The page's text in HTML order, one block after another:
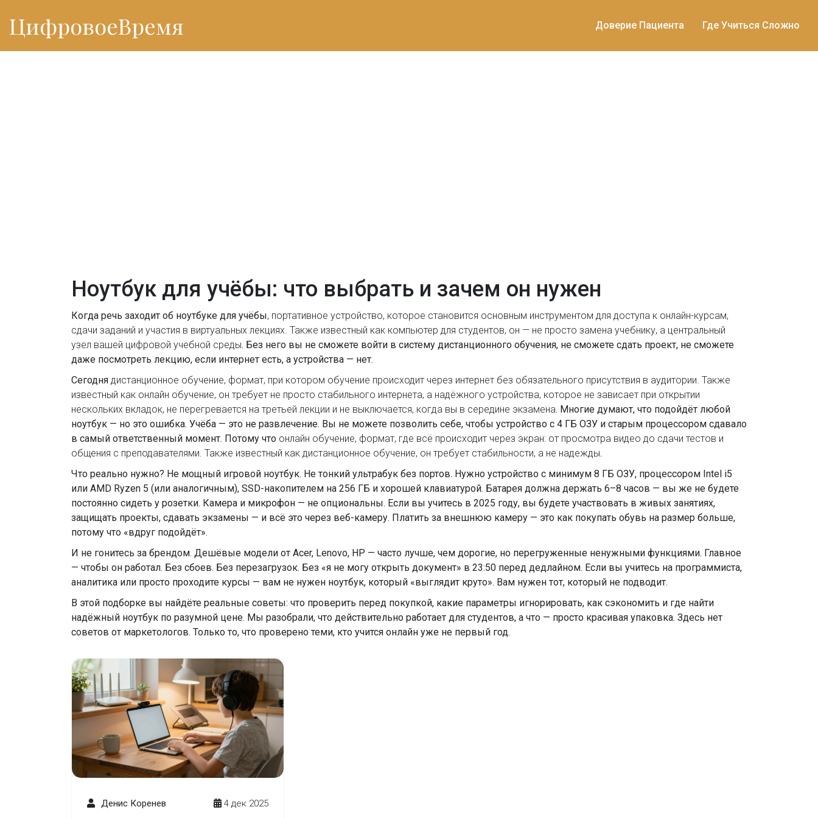
ЦифровоеВремя Доверие Пациента Где Учиться Сложно
Ноутбук для учёбы: что выбрать и зачем он нужен
Когда речь заходит об ноутбуке для учёбы, портативное устройство, которое становится основным инструментом для доступа к онлайн-курсам,
сдачи заданий и участия в виртуальных лекциях. Также известный как компьютер для студентов, он — не просто замена учебнику, а центральный
узел вашей цифровой учебной среды. Без него вы не сможете войти в систему дистанционного обучения, не сможете сдать проект, не сможете
даже посмотреть лекцию, если интернет есть, а устройства — нет.
Сегодня дистанционное обучение, формат, при котором обучение происходит через интернет без обязательного присутствия в аудитории. Также
известный как онлайн обучение, он требует не просто стабильного интернета, а надёжного устройства, которое не зависает при открытии
нескольких вкладок, не перегревается на третьей лекции и не выключается, когда вы в середине экзамена. Многие думают, что подойдёт любой
ноутбук — но это ошибка. Учёба — это не развлечение. Вы не можете позволить себе, чтобы устройство с 4 ГБ ОЗУ и старым процессором сдавало
в самый ответственный момент. Потому что онлайн обучение, формат, где всё происходит через экран: от просмотра видео до сдачи тестов и
общения с преподавателями. Также известный как дистанционное обучение, он требует стабильности, а не надежды.
Что реально нужно? Не мощный игровой ноутбук. Не тонкий ультрабук без портов. Нужно устройство с минимум 8 ГБ ОЗУ, процессором Intel i5
или AMD Ryzen 5 (или аналогичным), SSD-накопителем на 256 ГБ и хорошей клавиатурой. Батарея должна держать 6–8 часов — вы же не будете
постоянно сидеть у розетки. Камера и микрофон — не опциональны. Если вы учитесь в 2025 году, вы будете участвовать в живых занятиях,
защищать проекты, сдавать экзамены — и всё это через веб-камеру. Платить за внешнюю камеру — это как покупать обувь на размер больше,
потому что «вдруг подойдёт».
И не гонитесь за брендом. Дешёвые модели от Acer, Lenovo, HP — часто лучше, чем дорогие, но перегруженные ненужными функциями. Главное
— чтобы он работал. Без сбоев. Без перезагрузок. Без «я не могу открыть документ» в 23:50 перед дедлайном. Если вы учитесь на программиста,
аналитика или просто проходите курсы — вам не нужен ноутбук, который «выглядит круто». Вам нужен тот, который не подводит.
В этой подборке вы найдёте реальные советы: что проверить перед покупкой, какие параметры игнорировать, как сэкономить и где найти
надёжный ноутбук по разумной цене. Мы разобрали, что действительно работает для студентов, а что — просто красивая упаковка. Здесь нет
советов от маркетологов. Только то, что проверено теми, кто учится онлайн уже не первый год.
Денис Коренев 4 дек 2025